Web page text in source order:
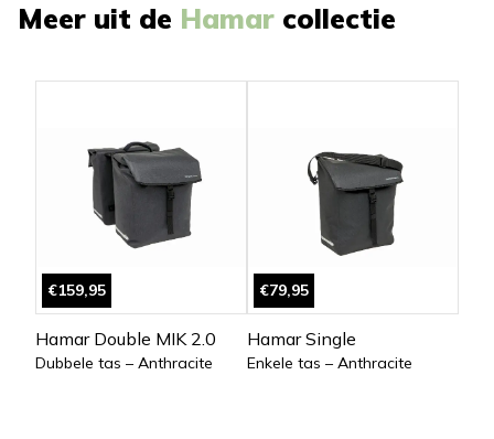
Meer uit de Hamar collectie
€159,95
Hamar Double MIK 2.0
Dubbele tas – Anthracite
€79,95
Hamar Single
Enkele tas – Anthracite